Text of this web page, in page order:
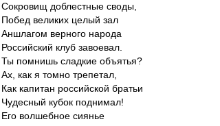
Сокровищ доблестные своды,
Побед великих целый зал
Аншлагом верного народа
Российский клуб завоевал.
Ты помнишь сладкие объятья?
Ах, как я томно трепетал,
Как капитан российской братьи
Чудесный кубок поднимал!
Его волшебное сиянье